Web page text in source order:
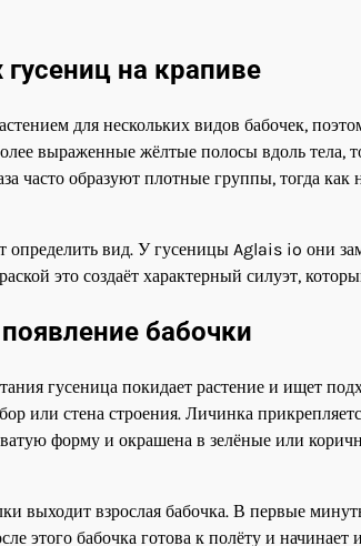
гусениц на крапиве
для нескольких видов бабочек,
выраженные жёлтые полосы вдоль тела,
часто образуют плотные группы, тогда
вид. У гусеницы Aglais io они
это создаёт характерный силуэт,
бабочки
гусеница покидает растение и ищет
или стена строения. Личинка
форму и окрашена в зелёные или
выходит взрослая бабочка. В первые
этого бабочка готова к полёту и начинает